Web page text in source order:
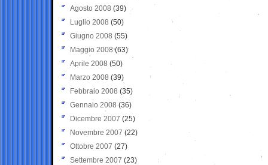
Agosto 2008 (39)
Luglio 2008 (50)
Giugno 2008 (55)
Maggio 2008(63)
Aprile 2008 (50)
Marzo 2008 (39)
Febbraio 2008 (35)
Gennaio 2008 (36)
Dicembre 2007 (25)
Novembre 2007 (22)
Ottobre 2007 (27)
Settembre 2007 (23)